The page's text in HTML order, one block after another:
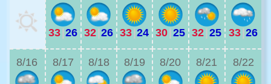
33|26 32|26 33|24 30|25 32|25 33|26
8/16 8/17 8/18 8/19 8/20 8/21 8/22